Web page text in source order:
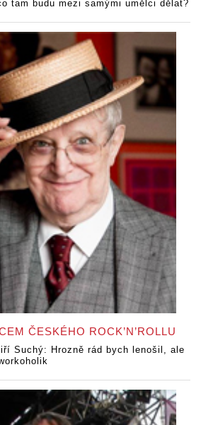
tam budu mezi samými umělci dělat?
ČESKÉHO ROCK’N’ROLLU
Suchý: Hrozně rád bych lenošil, ale